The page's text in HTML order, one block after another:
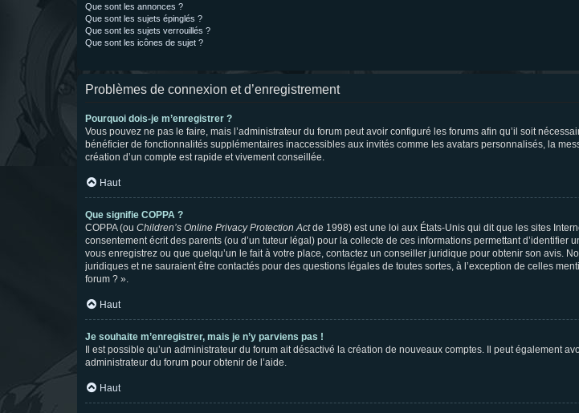
Que sont les annonces ?
Que sont les sujets épinglés ?
Que sont les sujets verrouillés ?
Que sont les icônes de sujet ?
Problèmes de connexion et d’enregistrement
Pourquoi dois-je m’enregistrer ?
Vous pouvez ne pas le faire, mais l’administrateur du forum peut avoir configuré les forums afin qu’il soit
bénéficier de fonctionnalités supplémentaires inaccessibles aux invités comme les avatars personnalisés, la
création d’un compte est rapide et vivement conseillée.
Haut
Que signifie COPPA ?
COPPA (ou Children’s Online Privacy Protection Actde 1998) est une loi aux États-Unis qui dit que les sites
consentement écrit des parents (ou d’un tuteur légal) pour la collecte de ces informations permettant
vous enregistrez ou que quelqu’un le fait à votre place, contactez un conseiller juridique pour obtenir son avis.
juridiques et ne sauraient être contactés pour des questions légales de toutes sortes, à l’exception de celles
forum ? ».
Haut
Je souhaite m’enregistrer, mais je n’y parviens pas !
Il est possible qu’un administrateur du forum ait désactivé la création de nouveaux comptes. Il peut également
administrateur du forum pour obtenir de l’aide.
Haut